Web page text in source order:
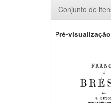
Conjunto de
Pré-visualização